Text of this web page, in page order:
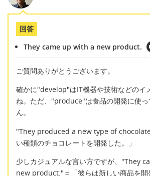
回答
They came up with a new product.
ご質問ありがとうございます。
確かに"develop"はIT機器や技術などのイ
ね。ただ、"produce"は食品の開発に使
ん。
"They produced a new type of
い種類のチョコレートを開発した。」
少しカジュアルな言い方ですが、"They
new product."＝「彼らは新しい商品を開